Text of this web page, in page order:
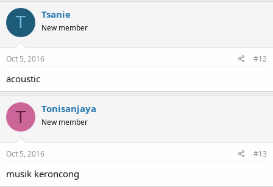
T Tsanie
New member
Oct 5, 2016 #12
acoustic
T Tonisanjaya
New member
Oct 5, 2016 #13
musik keroncong